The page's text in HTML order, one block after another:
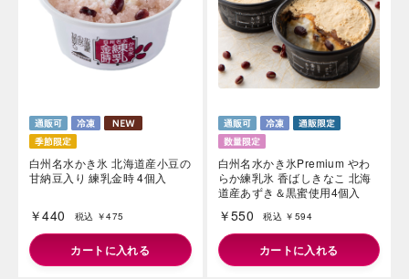
白州名水かき氷 北海道産小豆の
甘納豆入り 練乳金時 4個入
￥440 税込 ￥475
カートに入れる
白州名水かき氷Premium やわ
らか練乳氷 香ばしきなこ 北海
道産あずき＆黒蜜使用4個入
￥550 税込 ￥594
カートに入れる